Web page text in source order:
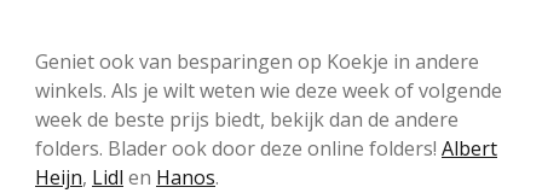
Geniet ook van besparingen op Koekje in andere
winkels. Als je wilt weten wie deze week of volgende
week de beste prijs biedt, bekijk dan de andere
folders. Blader ook door deze online folders! Albert
Heijn, Lidl en Hanos.